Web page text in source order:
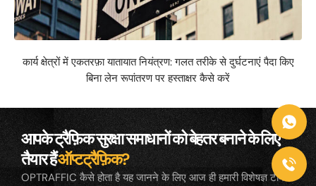
कार्य क्षेत्रों में एकतरफ़ा यातायात नियंत्रण: गलत तरीके से दुर्घटनाएं पैदा किए
बिना लेन रूपांतरण पर हस्ताक्षर कैसे करें
आपके ट्रैफ़िक सुरक्षा समाधानों को बेहतर बनाने के लिए
तैयार हैंऑप्टट्रैफ़िक?
OPTRAFFIC कैसे होता है यह जानने के लिए आज ही हमारी विशेषज्ञ टीम से